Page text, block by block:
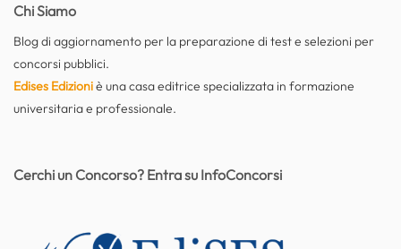
Chi Siamo
Blog di aggiornamento per la preparazione di test e selezioni per
concorsi pubblici.
Edises Edizioniè una casa editrice specializzata in formazione
universitaria e professionale.
Cerchi un Concorso? Entra su InfoConcorsi